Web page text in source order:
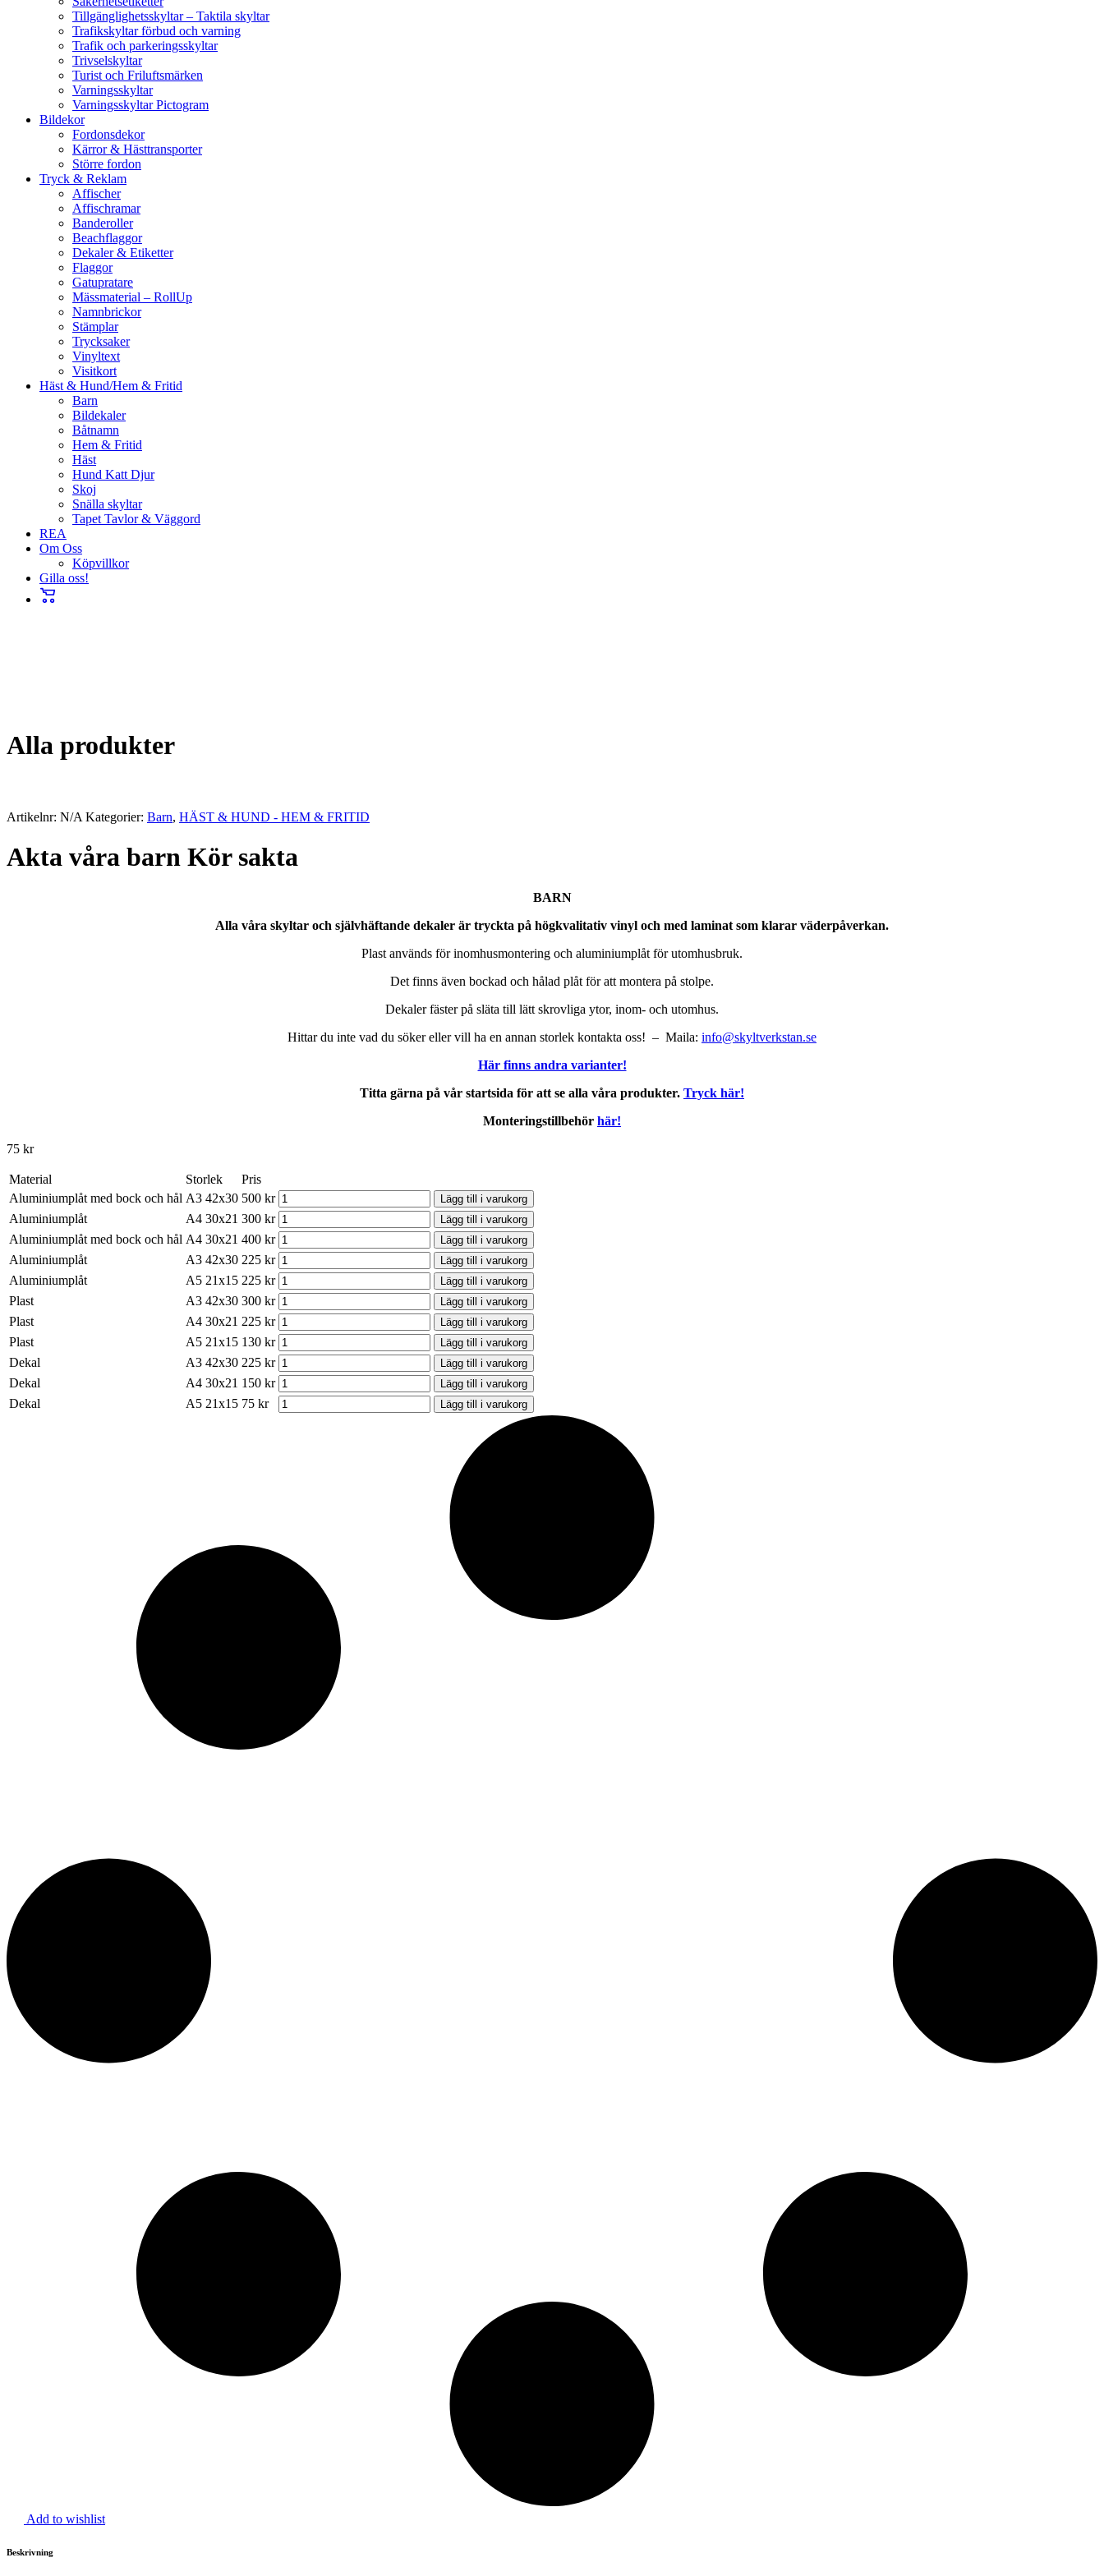
Tillgänglighetsskyltar – Taktila skyltar
Trafikskyltar förbud och varning
Trafik och parkeringsskyltar
Trivselskyltar
Turist och Friluftsmärken
Varningsskyltar
Varningsskyltar Pictogram
Bildekor
Fordonsdekor
Kärror & Hästtransporter
Större fordon
Tryck & Reklam
Affischer
Affischramar
Banderoller
Beachflaggor
Dekaler & Etiketter
Flaggor
Gatupratare
Mässmaterial – RollUp
Namnbrickor
Stämplar
Trycksaker
Vinyltext
Visitkort
Häst & Hund/Hem & Fritid
Barn
Bildekaler
Båtnamn
Hem & Fritid
Häst
Hund Katt Djur
Skoj
Snälla skyltar
Tapet Tavlor & Väggord
REA
Om Oss
Köpvillkor
Gilla oss!
Alla produkter
Artikelnr: N/A Kategorier: Barn, HÄST & HUND - HEM & FRITID
Akta våra barn Kör sakta
BARN
Alla våra skyltar och självhäftande dekaler är tryckta på högkvalitativ vinyl och med laminat som klarar väderpåverkan.
Plast används för inomhusmontering och aluminiumplåt för utomhusbruk.
Det finns även bockad och hålad plåt för att montera på stolpe.
Dekaler fäster på släta till lätt skrovliga ytor, inom- och utomhus.
Hittar du inte vad du söker eller vill ha en annan storlek kontakta oss! – Maila: info@skyltverkstan.se
Här finns andra varianter!
Titta gärna på vår startsida för att se alla våra produkter. Tryck här!
Monteringstillbehör här!
75 kr
Material Storlek
Pris
Aluminiumplåt med bock och hål A3 42x30 500 kr Lägg till i varukorg
Aluminiumplåt A4 30x21 300 kr Lägg till i varukorg
Aluminiumplåt med bock och hål A4 30x21 400 kr Lägg till i varukorg
Aluminiumplåt A3 42x30 225 kr Lägg till i varukorg
Aluminiumplåt A5 21x15 225 kr Lägg till i varukorg
Plast A3 42x30 300 kr Lägg till i varukorg
Plast A4 30x21 225 kr Lägg till i varukorg
Plast A5 21x15 130 kr Lägg till i varukorg
Dekal A3 42x30 225 kr Lägg till i varukorg
Dekal A4 30x21 150 kr Lägg till i varukorg
Dekal A5 21x15 75 kr Lägg till i varukorg
Add to wishlist
Beskrivning